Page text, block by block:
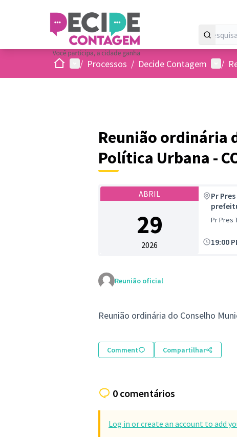
InicioMenu principal
/ Processos / Decide Contagem Menu
/
Reunião ordinária
Política Urbana -
ABRIL
29
2026
Pr
Pr Pres
19:00
Reunião oficial
Reunião ordinária do Conselho
Comment Compartilhar
0 comentários
Log in or create an account to add